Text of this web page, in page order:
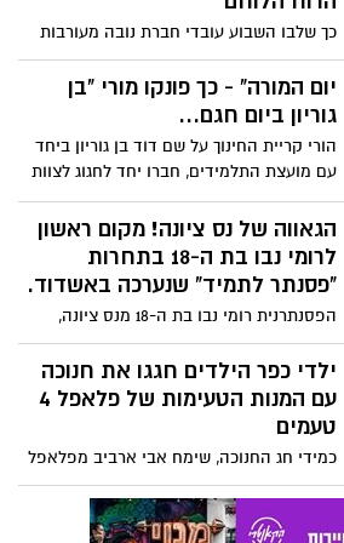
את הברק בעיניהם, כשלמדו והבינו שהשגת
שהופך לחזון.
כך שלבו השבוע עובדי חברת נובה מעורבות
קהילתית וסיוע לקשישים. עובדי החברה
חילקו שמיכות חורף למשפחות ולבני הגיל
השלישי, בנס ציונה, הודות לתרומה של חברת
המלווים על ידי אגף הרווחה של עיריית נס
ציונה, בסיוע בני נוער מארגון רוח הלוחם
במחווה שתסייע לקשישים לחמם את החורף
ובלי שום ספק מחממת לכולנו את הלב.
יום המורה" - כך פונקו מורי "בן
גוריון ביום חגם...
הורי קריית החינוך על שם דוד בן גוריון ביחד
עם מועצת התלמידים, חברו יחד לחגוג לצוות
החינוכי את יום המורה. את היום פתחו
בקבלת פנים חגיגית עם פרחים שטיח אדום
ומוזיקת רקע, ובהמשך חיכתה למורים ארוחת
בוקר מפנקת בחדר המורים.
הגאווה של נס ציונה! מקום ראשון
לרומי נבו בת ה-18 בתחרות
"פסנתר לתמיד" שנערכה באשדוד.
הפסנתרנית רומי נבו בת ה-18 מנס ציונה,
הוכתרה בשבוע שעבר כמנצחת בקטגוריית
הגילאים 16-18 בתחרות הארצית "פסנתר
לתמיד" שנערכה באשדוד.
ילדי כפר הילדים חגגו את חנוכה
עם המנות הטעימות של פלאפל 4
טעמים
כמידי חג החנוכה, שימח אבי ארביב מפלאפל
ארבע טעמים בנס ציונה את ילדי כפר הילדים
שנשארים בכפר בחג האורים. ואיך הוא עושה
זאת ? חמוש במנות פלאפל עסיסיות ומלאות